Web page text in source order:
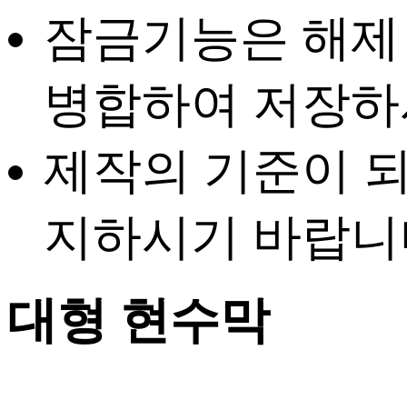
잠금기능은 해
병합하여 저장
제작의 기준이
지하시기 바랍
대형 현수막